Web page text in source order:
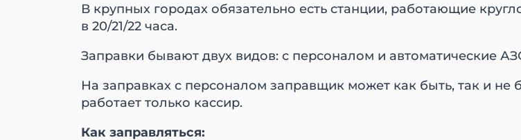
В крупных городах обязательно есть станции, работающие
в 20/21/22 часа.
Заправки бывают двух видов: с персоналом и автоматические
На заправках с персоналом заправщик может как быть, так и не
работает только кассир.
Как заправляться: